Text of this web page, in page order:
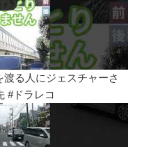
渡る人にジェスチャーさ
#ドラレコ